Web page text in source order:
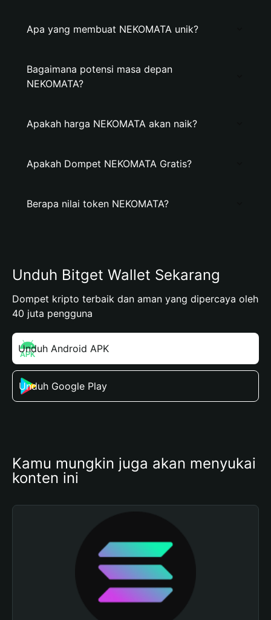
Apa yang membuat NEKOMATA unik?
Bagaimana potensi masa depan
NEKOMATA?
Apakah harga NEKOMATA akan naik?
Apakah Dompet NEKOMATA Gratis?
Berapa nilai token NEKOMATA?
Unduh Bitget Wallet Sekarang
Dompet kripto terbaik dan aman yang dipercaya oleh
40 juta pengguna
Unduh Android APK
Unduh Google Play
Kamu mungkin juga akan menyukai
konten ini